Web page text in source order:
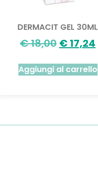
DERMACIT GEL 30ML
€18,00 €17,24
Aggiungi al carrello